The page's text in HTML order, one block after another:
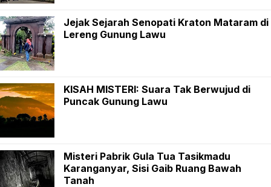
Jejak Sejarah Senopati Kraton Mataram di
Lereng Gunung Lawu
KISAH MISTERI: Suara Tak Berwujud di
Puncak Gunung Lawu
Misteri Pabrik Gula Tua Tasikmadu
Karanganyar, Sisi Gaib Ruang Bawah
Tanah